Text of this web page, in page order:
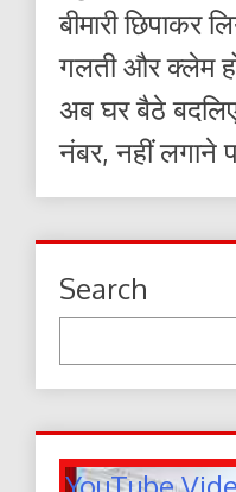
बीमारी छिपाकर
गलती और क्लेम
अब घर बैठे
नंबर, नहीं
Search